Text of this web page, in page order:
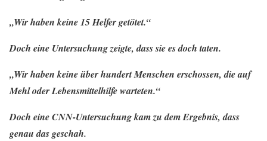
„Wir haben keine 15 Helfer getötet.“
Doch eine Untersuchung zeigte, dass sie es doch taten.
„Wir haben keine über hundert Menschen erschossen, die auf
Mehl oder Lebensmittelhilfe warteten.“
Doch eine CNN-Untersuchung kam zu dem Ergebnis, dass
genau das geschah.